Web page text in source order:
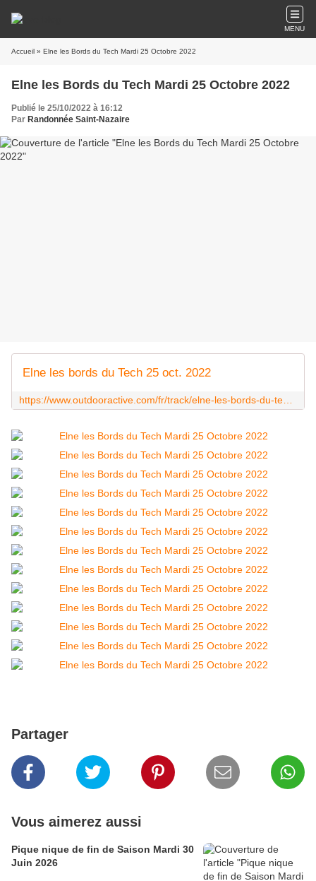
MENU
Accueil » Elne les Bords du Tech Mardi 25 Octobre 2022
Elne les Bords du Tech Mardi 25 Octobre 2022
Publié le 25/10/2022 à 16:12
Par Randonnée Saint-Nazaire
Elne les bords du Tech 25 oct. 2022
Partager
Vous aimerez aussi
Pique nique de fin de Saison Mardi 30
Juin 2026